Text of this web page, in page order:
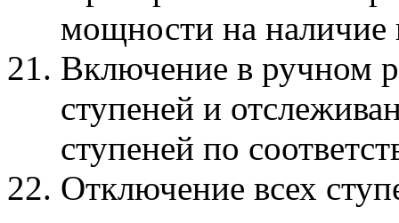
мощности на наличие
Включение в ручном
ступеней и
ступеней по
Отключение всех